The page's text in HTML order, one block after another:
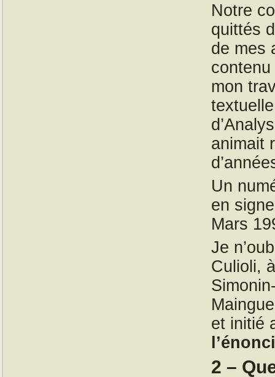
Notre
quittés
de mes
mon
animait
Un
en
Mars
Je
Culioli,
et initié
2 –